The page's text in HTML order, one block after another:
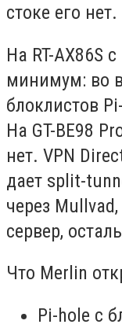
стоке его нет.
На RT-AX86S
минимум: во
блоклистов
На GT-BE98
нет. VPN
дает split-
через
сервер,
Что Merlin
Pi-hole с